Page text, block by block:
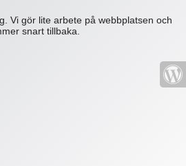
Vi gör lite arbete på webbplatsen och
snart tillbaka.